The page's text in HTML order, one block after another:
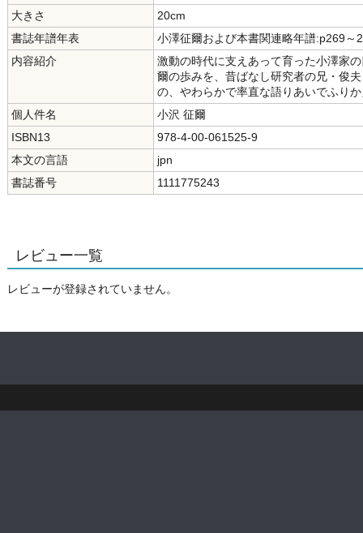
大きさ
20cm
書誌年譜年表
小澤征爾および本書関連略年譜:p269～
内容紹介
激動の時代に支えあって育った小澤家
爾の歩みを、昔ばなし研究者の兄・俊
の、やわらかで率直な語りあいでふり
個人件名
小沢 征爾
ISBN13
978-4-00-061525-9
本文の言語
jpn
書誌番号
1111775243
レビュー一覧
レビューが登録されていません。